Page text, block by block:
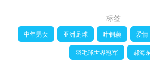
标签
中年男女 亚洲足球 叶钊颖 爱情
羽毛球世界冠军 郝海